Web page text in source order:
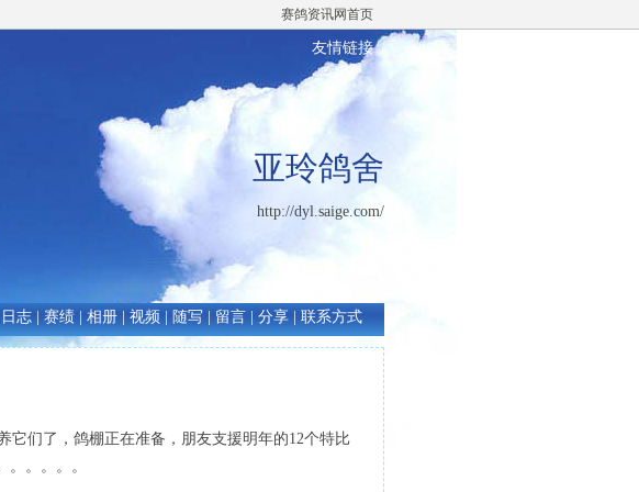
赛鸽资讯网首页
友情链接
亚玲鸽舍
http://dyl.saige.com/
日志 赛绩 相册 视频 随写 留言 分享 联系方式
们了，鸽棚正在准备，朋友支援明年的12个特比
。。。。